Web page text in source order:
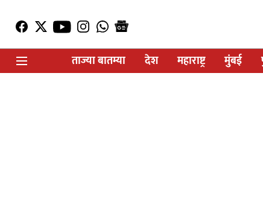
ताज्या बातम्या
देश महाराष्ट्र मुंबई